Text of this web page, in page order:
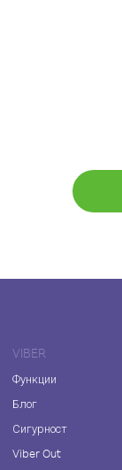
VIBER
Функции
Блог
Сигурност
Viber Out